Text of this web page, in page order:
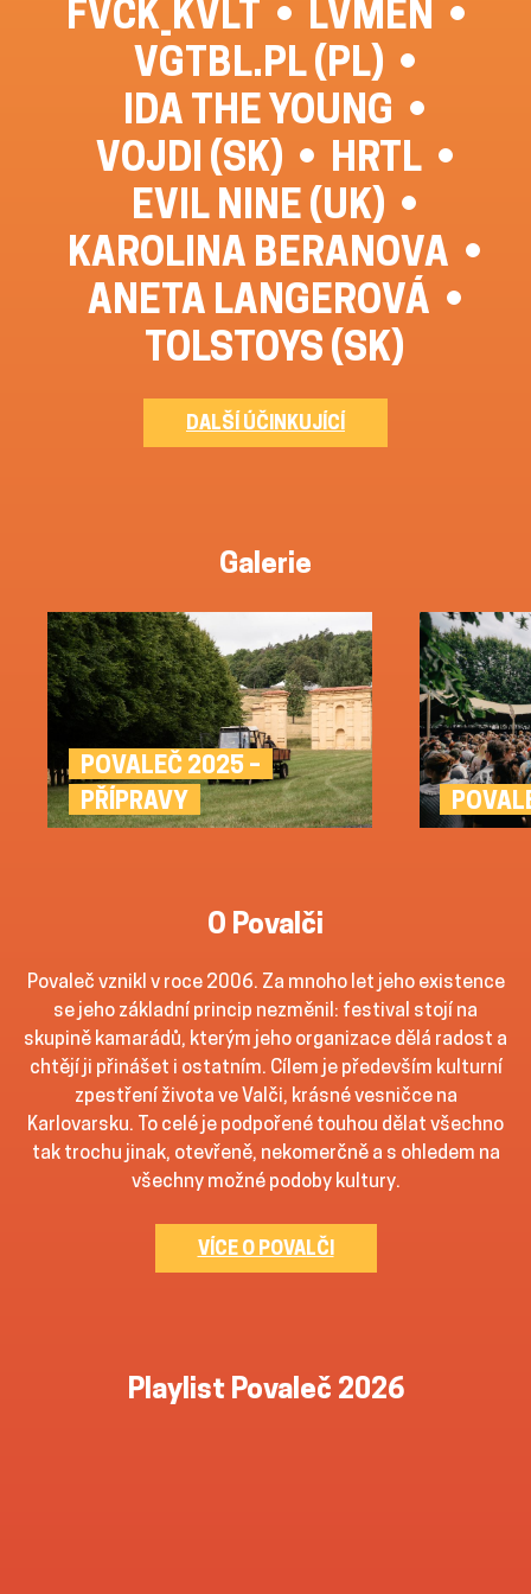
FVCK_KVLT
LVMEN
VGTBL.PL (PL)
IDA THE YOUNG
VOJDI (SK)
HRTL
EVIL NINE (UK)
KAROLINA BERANOVA
ANETA LANGEROVÁ
TOLSTOYS (SK)
DALŠÍ ÚČINKUJÍCÍ
Galerie
POVALEČ 2025 –
PŘÍPRAVY
O Povalči
Povaleč vznikl v roce 2006. Za mnoho let jeho existence
se jeho základní princip nezměnil: festival stojí na
skupině kamarádů, kterým jeho organizace dělá radost a
chtějí ji přinášet i ostatním. Cílem je především kulturní
zpestření života ve Valči, krásné vesničce na
Karlovarsku. To celé je podpořené touhou dělat všechno
tak trochu jinak, otevřeně, nekomerčně a s ohledem na
všechny možné podoby kultury.
VÍCE O POVALČI
Playlist Povaleč 2026